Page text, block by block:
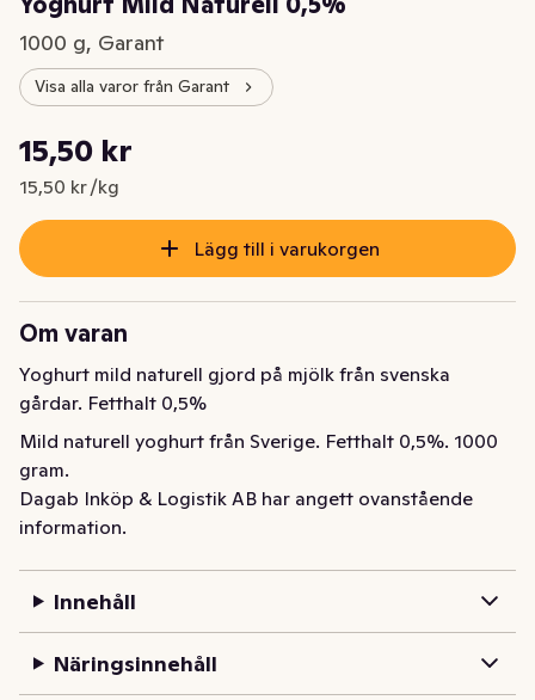
1000 g, Garant
Visa alla varor från Garant
Nuvarande pris är: 15,50 kr
15,50 kr
15,50 kr /kg
Styckpris: 15,50 kr /kg
Lägg till i varukorgen
Om varan
Yoghurt mild naturell gjord på mjölk från svenska
gårdar. Fetthalt 0,5%
Mild naturell yoghurt från Sverige. Fetthalt 0,5%. 1000
gram.
Dagab Inköp & Logistik AB har angett ovanstående
information.
Innehåll
Näringsinnehåll